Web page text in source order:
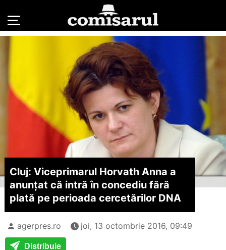
Cluj: Viceprimarul Horvath Anna a
anunțat că intră în concediu fără
plată pe perioada cercetărilor DNA
agerpres.ro joi, 13 octombrie 2016, 09:49
Distribuie